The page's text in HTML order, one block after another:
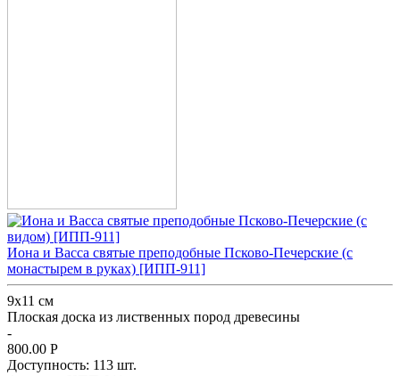
Иона и Васса святые преподобные Псково-Печерские (с
монастырем в руках) [ИПП-911]
9х11 см
Плоская доска из лиственных пород древесины
-
800.00 Р
Доступность: 113 шт.